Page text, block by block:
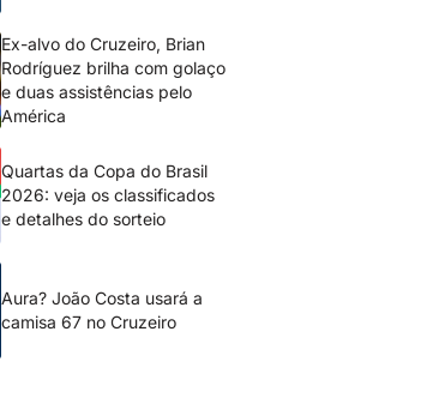
Ex-alvo do Cruzeiro, Brian
Rodríguez brilha com golaço
e duas assistências pelo
América
Quartas da Copa do Brasil
2026: veja os classificados
e detalhes do sorteio
Aura? João Costa usará a
camisa 67 no Cruzeiro